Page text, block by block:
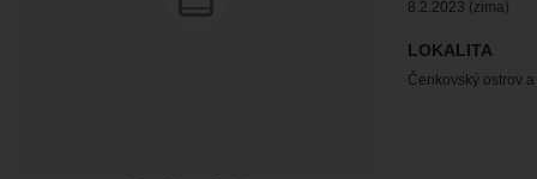
8.2.2023 (zima)
LOKALITA
Čenkovský ostrov